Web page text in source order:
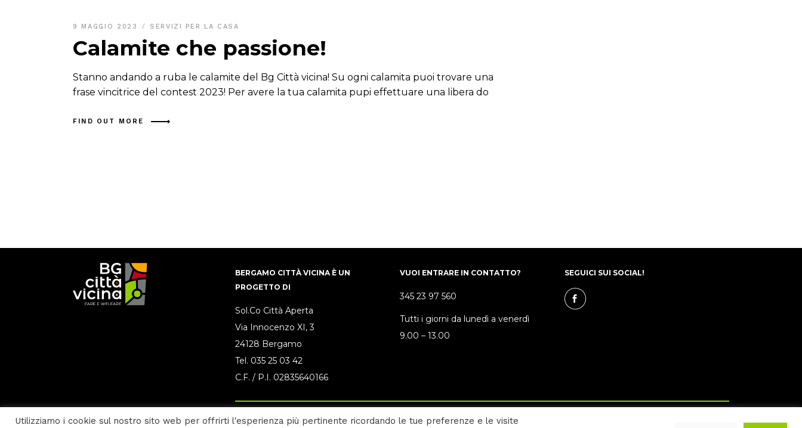
9 MAGGIO 2023 SERVIZI PER LA CASA
Calamite che passione!
Stanno andando a ruba le calamite del Bg Città vicina! Su ogni calamita puoi trovare una
frase vincitrice del contest 2023! Per avere la tua calamita pupi effettuare una libera do
FIND OUT MORE
BERGAMO CITTÀ VICINA È UN
PROGETTO DI
Sol.Co Città Aperta
Via Innocenzo XI, 3
24128 Bergamo
Tel. 035 25 03 42
C.F. / P.I. 02835640166
VUOI ENTRARE IN CONTATTO?
345 23 97 560
Tutti i giorni da lunedì a venerdì
9.00 – 13.00
SEGUICI SUI SOCIAL!
Privacy policy– Cookie policy
Utilizziamo i cookie sul nostro sito web per offrirti l'esperienza più pertinente ricordando le tue preferenze e le visite